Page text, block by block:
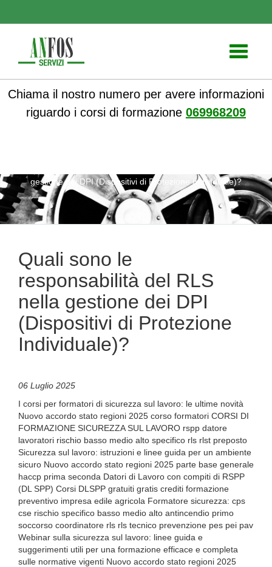
Toggle
Chiama il nostro numero per avere informazioni
riguardo i corsi di formazione 069968209
gestione dei DPI (Dispositivi di Protezione Individuale)?
Quali sono le
responsabilità del RLS
nella gestione dei DPI
(Dispositivi di Protezione
Individuale)?
06 Luglio 2025
I corsi per formatori di sicurezza sul lavoro: le ultime novità
Nuovo accordo stato regioni 2025 corso formatori CORSI DI
FORMAZIONE SICUREZZA SUL LAVORO rspp datore
lavoratori rischio basso medio alto specifico rls rlst preposto
Sicurezza sul lavoro: istruzioni e linee guida per un ambiente
sicuro Nuovo accordo stato regioni 2025 parte base generale
haccp prima seconda Datori di Lavoro con compiti di RSPP
(DL SPP) Corsi DLSPP gratuiti gratis crediti formazione
preventivo impresa edile agricola Formatore sicurezza: cps
cse rischio specifico basso medio alto antincendio primo
soccorso coordinatore rls rls tecnico prevenzione pes pei pav
Webinar sulla sicurezza sul lavoro: linee guida e
suggerimenti utili per una formazione efficace e completa
sulle normative vigenti Nuovo accordo stato regioni 2025